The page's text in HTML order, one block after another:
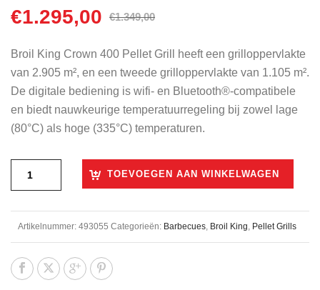
€1.349,00
Oorspronkelijke
was:
€1.349,00.
€1.295,00 Huidige
is:
€1.295,00.
Broil King Crown 400 Pellet Grill heeft een grilloppervlakte
van 2.905 m², en een tweede grilloppervlakte van 1.105 m².
De digitale bediening is wifi- en Bluetooth®-compatibele
en biedt nauwkeurige temperatuurregeling bij zowel lage
(80°C) als hoge (335°C) temperaturen.
TOEVOEGEN AAN WINKELWAGEN
Artikelnummer: 493055 Categorieën: Barbecues Broil King Pellet Grills